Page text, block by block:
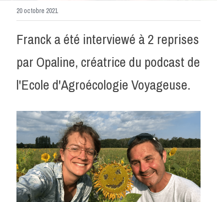
Notre Ecosystème
Contact
Facebook
20 octobre 2021
Franck a été interviewé à 2 reprises
par Opaline, créatrice du podcast de
l'Ecole d'Agroécologie Voyageuse.